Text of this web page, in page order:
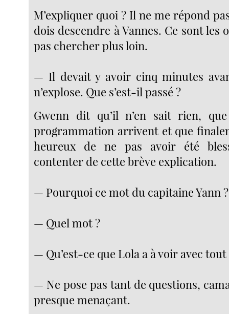
M’expliquer quoi ? Il ne me répond
dois descendre à Vannes. Ce sont les
pas chercher plus loin.
— Il devait y avoir cinq minutes
n’explose. Que s’est-il passé ?
Gwenn dit qu’il n’en sait rien,
programmation arrivent et que
heureux de ne pas avoir été
contenter de cette brève explication.
— Pourquoi ce mot du capitaine Yann ?
— Quel mot ?
— Qu’est-ce que Lola a à voir avec tout
— Ne pose pas tant de questions,
presque menaçant.